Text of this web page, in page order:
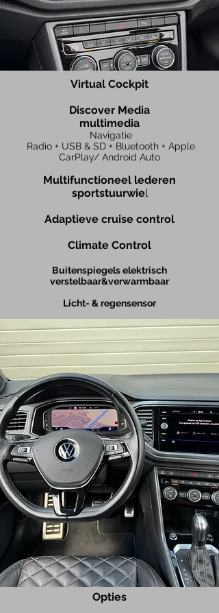
Virtual Cockpit
Discover Media
multimedia
Navigatie
Radio + USB & SD + Bluetooth + Apple
CarPlay/ Android Auto
Multifunctioneel lederen
sportstuurwiel
Adaptieve cruise control
Climate Control
Buitenspiegels elektrisch
verstelbaar&verwarmbaar
Licht- & regensensor
Opties